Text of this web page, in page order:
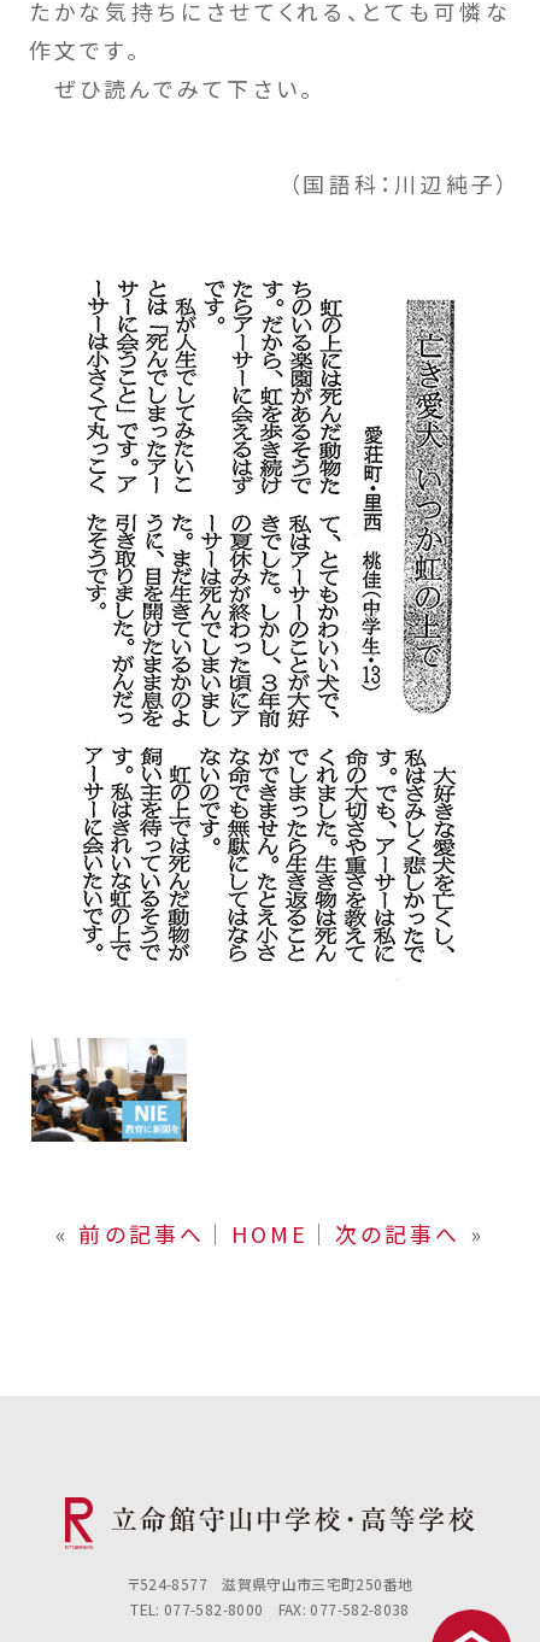
たかな気持ちにさせてくれる、とても可憐な
作文です。
ぜひ読んでみて下さい。
（国語科：川辺純子）
« 前の記事へ │ HOME │ 次の記事へ »
〒524-8577 滋賀県守山市三宅町250番地
TEL: 077-582-8000 FAX: 077-582-8038